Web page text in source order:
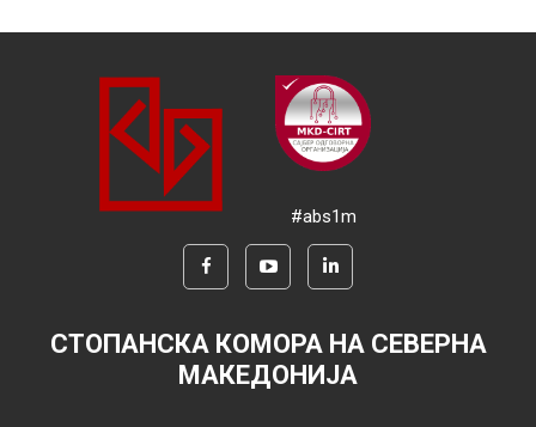
#abs1m
СТОПАНСКА КОМОРА НА СЕВЕРНА
МАКЕДОНИЈА